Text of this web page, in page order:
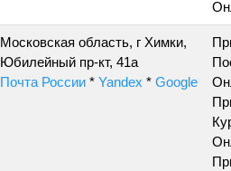
Московская область, г Химки,
Юбилейный пр-кт, 41а
Почта России * Yandex * Google